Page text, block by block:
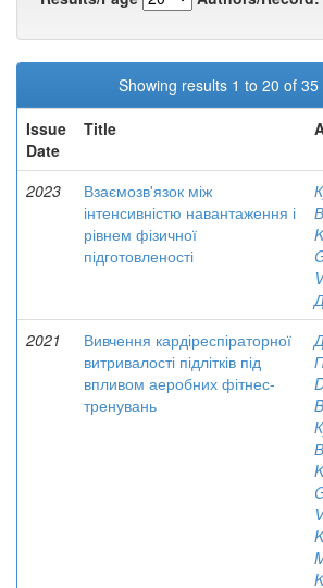
Showing results 1 to 20 of 35
Issue
Date
Title
2023
Взаємозв'язок між
інтенсивністю навантаження і
рівнем фізичної
підготовленості
2021
Вивчення кардіреспіраторної
витривалості підлітків під
впливом аеробних фітнес-
тренувань